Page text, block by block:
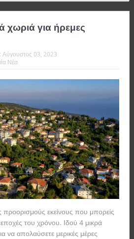
χωριά για ήρεμες
Αύγουστος 03, 2023
Νέα
προορισμούς εκείνους που μπορείς
εποχές του χρόνου. Ιδού 4 μικρά
να απολαύσετε μερικές μέρες